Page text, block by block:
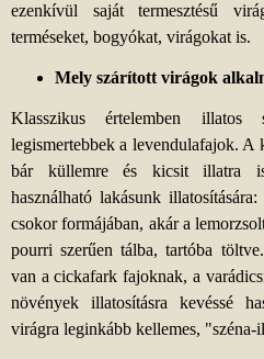
ezenkívül saját termesztésű
terméseket, bogyókat, virágokat is.
Mely szárított virágok
Klasszikus értelemben
legismertebbek a levendulafajok. A
bár küllemre és kicsit illatra
használható lakásunk
csokor formájában, akár a
pourri szerűen tálba, tartóba
van a cickafark fajoknak, a
növények illatosításra kevéssé
virágra leginkább kellemes,